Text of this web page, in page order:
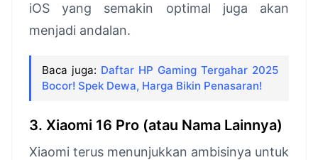
iOS yang semakin optimal juga akan
menjadi andalan.
Baca juga: Daftar HP Gaming Tergahar 2025
Bocor! Spek Dewa, Harga Bikin Penasaran!
3. Xiaomi 16 Pro (atau Nama Lainnya)
Xiaomi terus menunjukkan ambisinya untuk